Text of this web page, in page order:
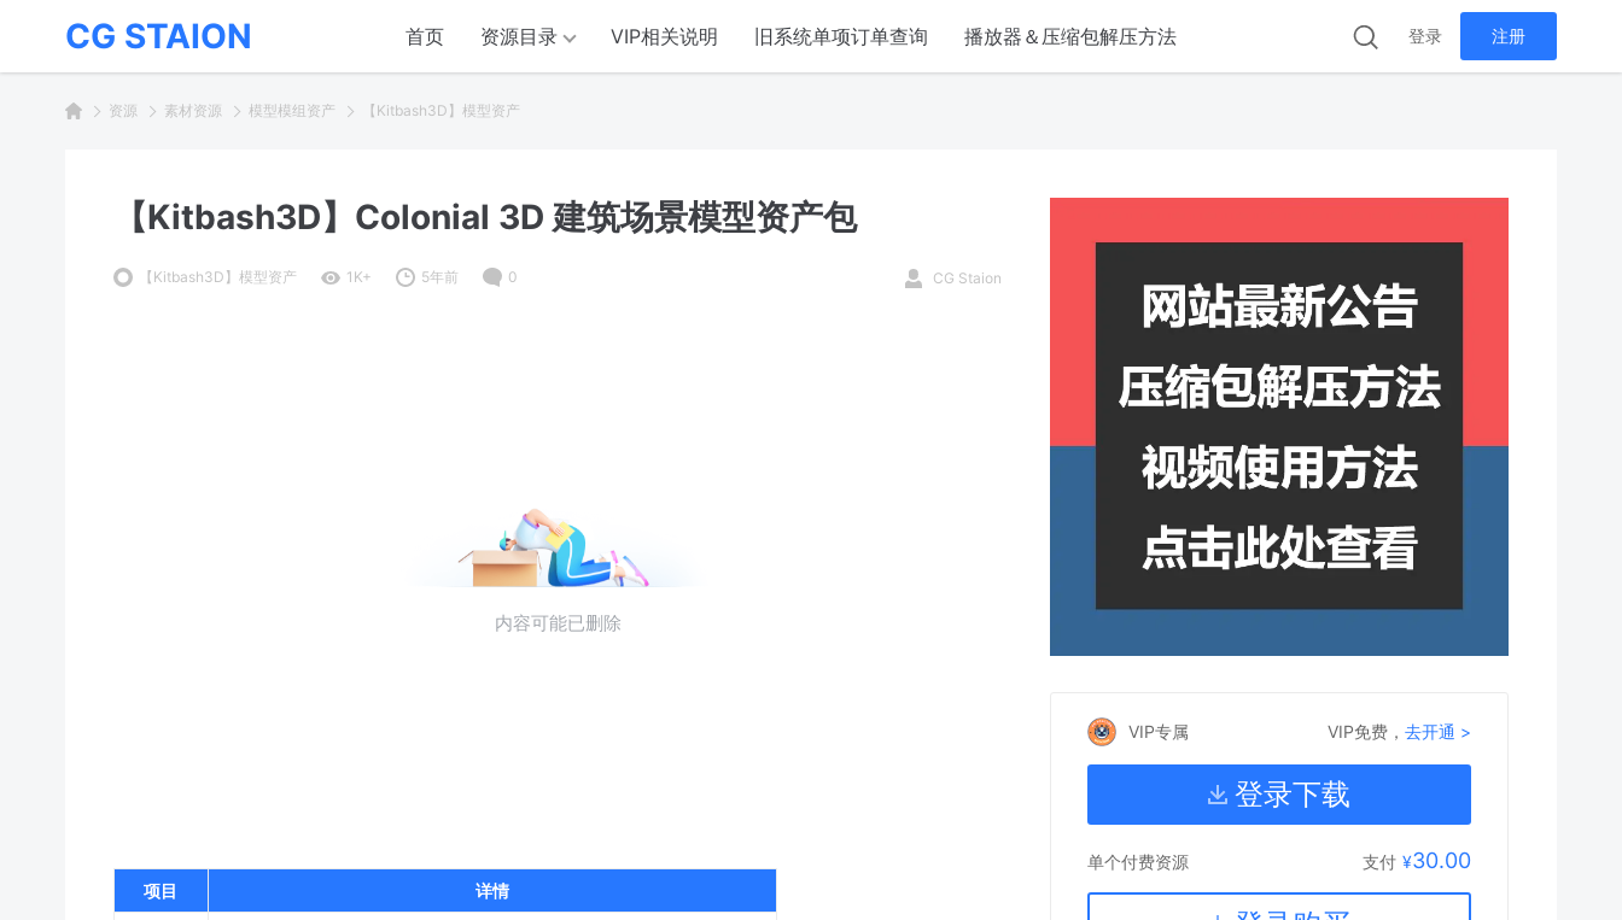
CG STAION 首页 资源目录 VIP相关说明 旧系统单项订单查询 播放器＆压缩包解压方法 登录 注册
资源 素材资源 模型模组资产 【Kitbash3D】模型资产
【Kitbash3D】Colonial 3D 建筑场景模型资产包
【Kitbash3D】模型资产 1K+ 5年前 0 CG Staion
项目 详情
VIP专属 VIP免费，去开通 >
登录下载
单个付费资源 支付 ¥30.00